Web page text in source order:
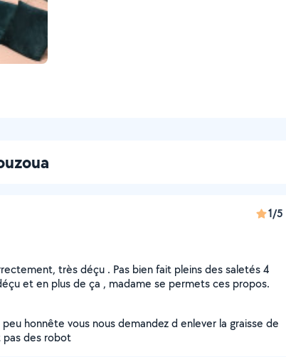
1/5
très déçu . Pas bien fait pleins des saletés 4
et en plus de ça , madame se permets ces propos.
honnête vous nous demandez d enlever la graisse de
pas des robot